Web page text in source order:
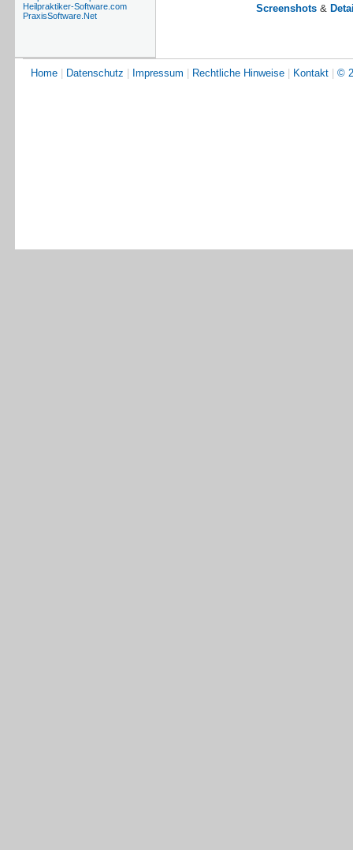
Heilpraktiker-Software.com
PraxisSoftware.Net
Screenshots &
Home Datenschutz Impressum Rechtliche Hinweise Kontakt ©